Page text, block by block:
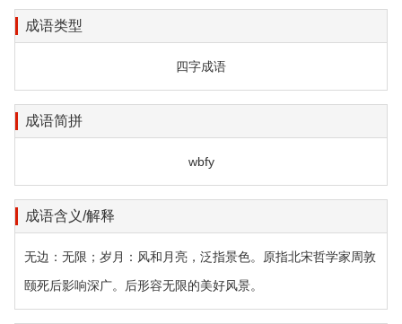
成语类型
四字成语
成语简拼
wbfy
成语含义/解释
无边：无限；岁月：风和月亮，泛指景色。原指北宋哲学家周敦
颐死后影响深广。后形容无限的美好风景。